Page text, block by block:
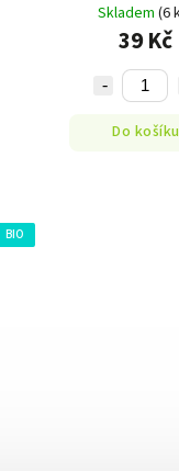
Skladem(6
39 Kč
Do košíku
BIO